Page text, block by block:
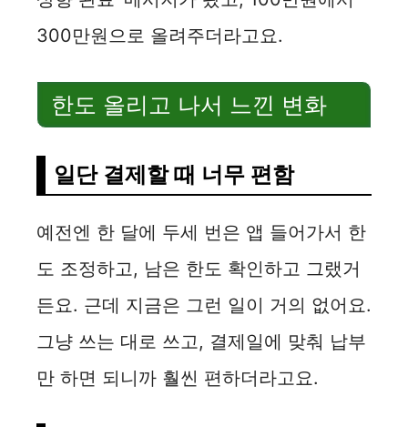
300만원으로 올려주더라고요.
한도 올리고 나서 느낀 변화
일단 결제할 때 너무 편함
예전엔 한 달에 두세 번은 앱 들어가서 한
도 조정하고, 남은 한도 확인하고 그랬거
든요. 근데 지금은 그런 일이 거의 없어요.
그냥 쓰는 대로 쓰고, 결제일에 맞춰 납부
만 하면 되니까 훨씬 편하더라고요.